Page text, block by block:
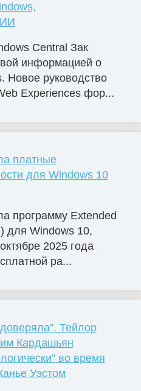
Central Зак
информацией о
руководство
Experiences фор...
платные
для Windows 10
программу Extended
для Windows 10,
2025 года
ра...
Тейлор
Кардашьян
во время
Уэстом